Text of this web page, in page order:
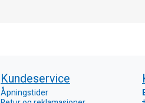
Kundeservice
Åpningstider